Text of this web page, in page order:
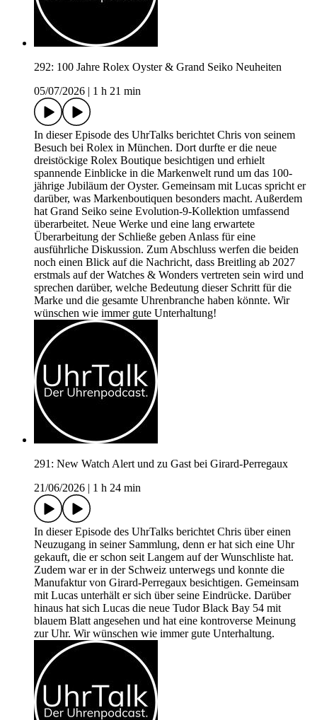
292: 100 Jahre Rolex Oyster & Grand Seiko Neuheiten
05/07/2026
1 h 21 min
In dieser Episode des UhrTalks berichtet Chris von seinem
Besuch bei Rolex in München. Dort durfte er die neue
dreistöckige Rolex Boutique besichtigen und erhielt
spannende Einblicke in die Markenwelt rund um das 100-
jährige Jubiläum der Oyster. Gemeinsam mit Lucas spricht er
darüber, was Markenboutiquen besonders macht. Außerdem
hat Grand Seiko seine Evolution-9-Kollektion umfassend
überarbeitet. Neue Werke und eine lang erwartete
Überarbeitung der Schließe geben Anlass für eine
ausführliche Diskussion. Zum Abschluss werfen die beiden
noch einen Blick auf die Nachricht, dass Breitling ab 2027
erstmals auf der Watches & Wonders vertreten sein wird und
sprechen darüber, welche Bedeutung dieser Schritt für die
Marke und die gesamte Uhrenbranche haben könnte. Wir
wünschen wie immer gute Unterhaltung!
291: New Watch Alert und zu Gast bei Girard-Perregaux
21/06/2026
1 h 24 min
In dieser Episode des UhrTalks berichtet Chris über einen
Neuzugang in seiner Sammlung, denn er hat sich eine Uhr
gekauft, die er schon seit Langem auf der Wunschliste hat.
Zudem war er in der Schweiz unterwegs und konnte die
Manufaktur von Girard-Perregaux besichtigen. Gemeinsam
mit Lucas unterhält er sich über seine Eindrücke. Darüber
hinaus hat sich Lucas die neue Tudor Black Bay 54 mit
blauem Blatt angesehen und hat eine kontroverse Meinung
zur Uhr. Wir wünschen wie immer gute Unterhaltung.